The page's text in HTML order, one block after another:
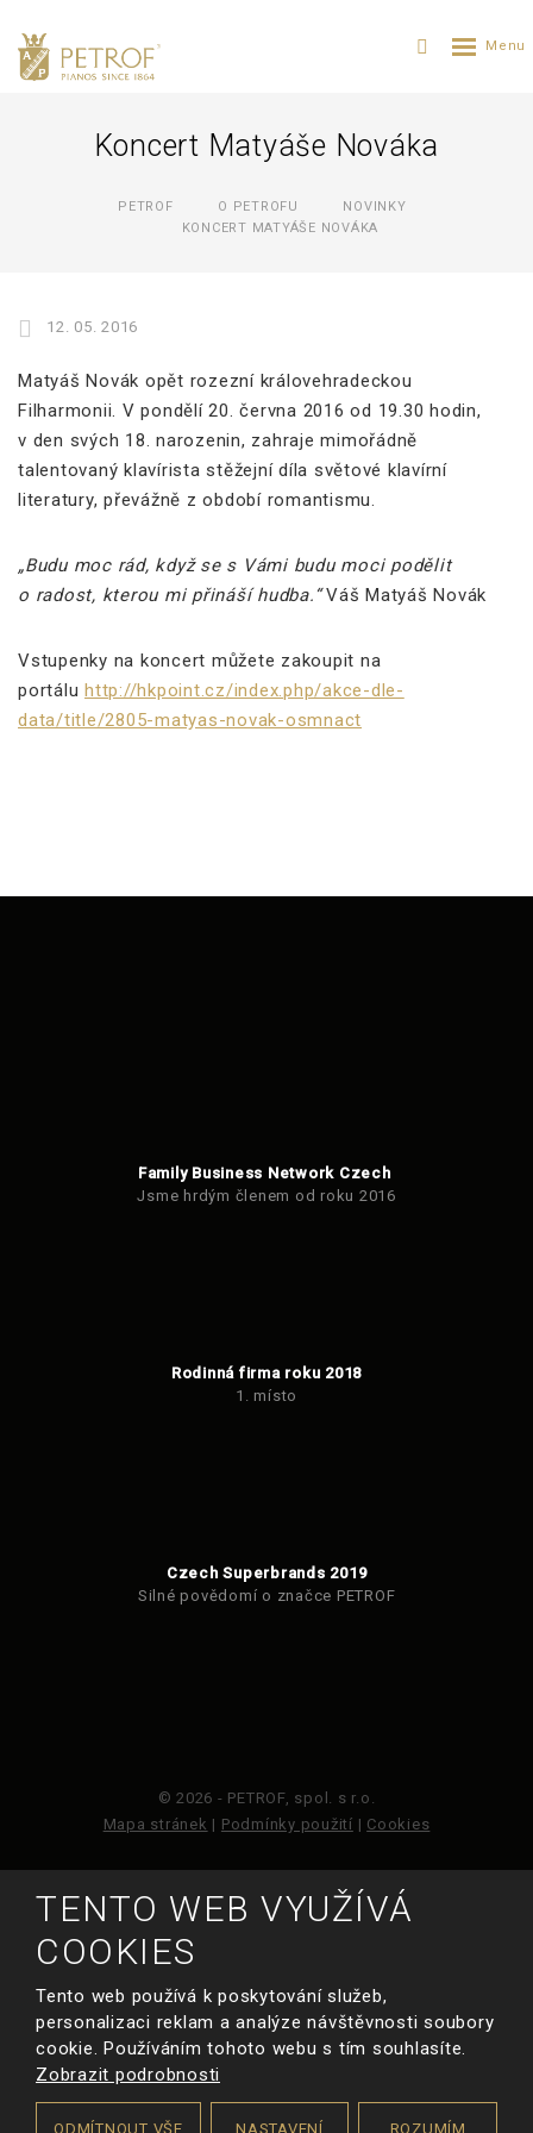
Koncert Matyáše Nováka
PETROF O PETROFU
NOVINKY
KONCERT MATYÁŠE NOVÁKA
12. 05. 2016
Matyáš Novák opět rozezní královehradeckou
Filharmonii. V pondělí 20. června 2016 od 19.30 hodin,
v den svých 18. narozenin, zahraje mimořádně
talentovaný klavírista stěžejní díla světové klavírní
literatury, převážně z období romantismu.
„Budu moc rád, když se s Vámi budu moci podělit
o radost, kterou mi přináší hudba.“Váš Matyáš Novák
Vstupenky na koncert můžete zakoupit na
portálu http://hkpoint.cz/index.php/akce-dle-
data/title/2805-matyas-novak-osmnact
Family Business Network Czech
Jsme hrdým členem od roku 2016
Rodinná firma roku 2018
1. místo
Czech Superbrands 2019
Silné povědomí o značce PETROF
© 2026 - PETROF, spol. s r.o.
Mapa stránek | Podmínky použití | Cookies
platí pro něj
společnosti Google.
TENTO WEB VYUŽÍVÁ
COOKIES
Tento web používá k poskytování služeb,
personalizaci reklam a analýze návštěvnosti soubory
cookie. Používáním tohoto webu s tím souhlasíte.
Zobrazit podrobnosti
ODMÍTNOUT VŠE NASTAVENÍ ROZUMÍM
výběrem nástroje